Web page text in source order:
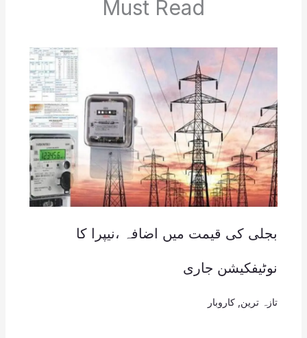
Must Read
بجلی کی قیمت میں اضافہ ،نیپرا کا
نوٹیفکیشن جاری
تازہ ترین کاروبار